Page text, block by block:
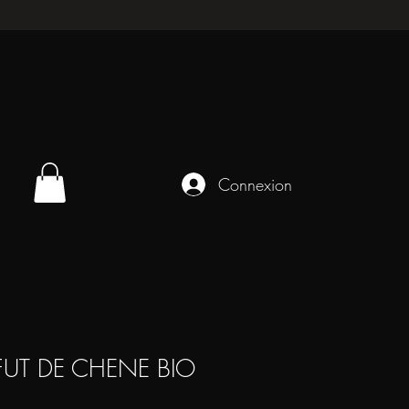
Connexion
DE CHENE BIO